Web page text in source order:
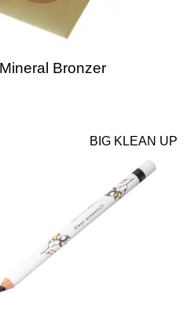
Bronzer
BIG KLEAN UP